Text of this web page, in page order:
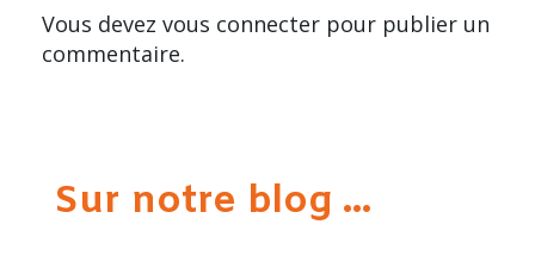
Vous devez vous connecter pour publier un
commentaire.
Sur notre blog ...